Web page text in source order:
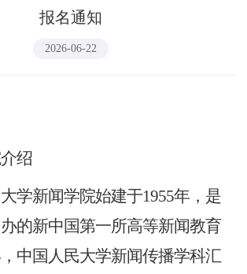
报名通知
2026-06-22
绍
学新闻学院始建于1955年，是
的新中国第一所高等新闻教育
中国人民大学新闻传播学科汇